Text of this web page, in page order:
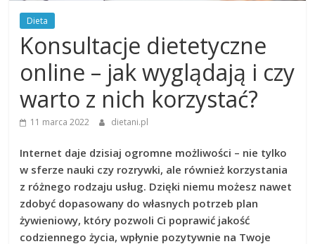
Dieta
Konsultacje dietetyczne
online – jak wyglądają i czy
warto z nich korzystać?
11 marca 2022 dietani.pl
Internet daje dzisiaj ogromne możliwości – nie tylko
w sferze nauki czy rozrywki, ale również korzystania
z różnego rodzaju usług. Dzięki niemu możesz nawet
zdobyć dopasowany do własnych potrzeb plan
żywieniowy, który pozwoli Ci poprawić jakość
codziennego życia, wpłynie pozytywnie na Twoje